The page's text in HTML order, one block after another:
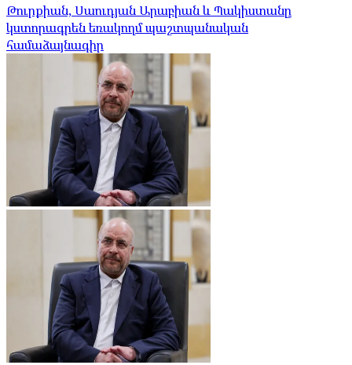
Թուրքիան, Սաուդյան Արաբիան և Պակիստանը
կստորագրեն եռակողմ պաշտպանական
համաձայնագիր